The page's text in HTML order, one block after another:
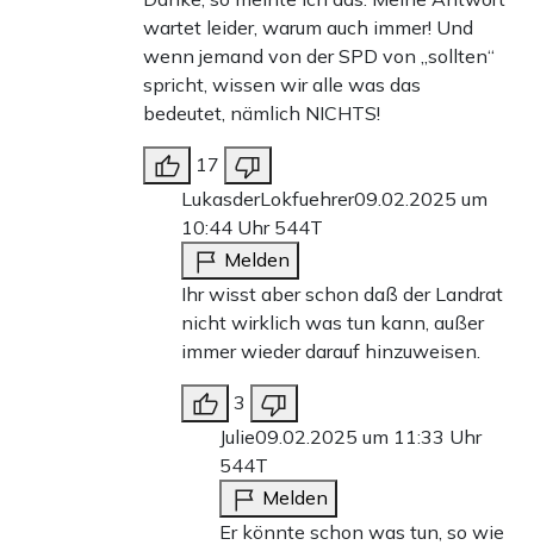
wartet leider, warum auch immer! Und
wenn jemand von der SPD von „sollten“
spricht, wissen wir alle was das
bedeutet, nämlich NICHTS!
17
LukasderLokfuehrer09.02.2025 um
10:44 Uhr 544T
Melden
Ihr wisst aber schon daß der Landrat
nicht wirklich was tun kann, außer
immer wieder darauf hinzuweisen.
3
Julie09.02.2025 um 11:33 Uhr
544T
Melden
Er könnte schon was tun, so wie